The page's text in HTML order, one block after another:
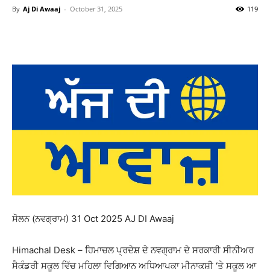
By Aj Di Awaaj - October 31, 2025 119
ਸੋਲਨ (ਨਵਗ੍ਰਾਮ) 31 Oct 2025 AJ DI Awaaj
Himachal Desk – ਹਿਮਾਚਲ ਪ੍ਰਦੇਸ਼ ਦੇ ਨਵਗ੍ਰਾਮ ਦੇ ਸਰਕਾਰੀ ਸੀਨੀਅਰ
ਸੈਕੰਡਰੀ ਸਕੂਲ ਵਿੱਚ ਮਹਿਲਾ ਵਿਗਿਆਨ ਅਧਿਆਪਕਾ ਮੀਨਾਕਸ਼ੀ ‘ਤੇ ਸਕੂਲ ਆ